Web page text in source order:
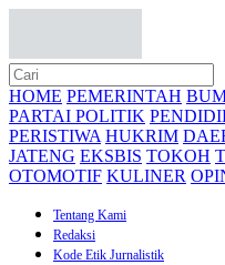
HOME PEMERINTAH
PARTAI POLITIK
PERISTIWA HUKRIM
JATENG EKSBIS TOKOH
OTOMOTIF KULINER
Tentang Kami
Redaksi
Kode Etik Jurnalistik